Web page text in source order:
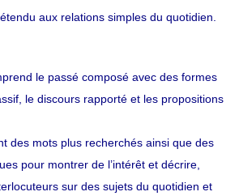
aux relations simples du quotidien.
le passé composé avec des formes
le discours rapporté et les propositions
des mots plus recherchés ainsi que des
pour montrer de l’intérêt et décrire,
sur des sujets du quotidien et